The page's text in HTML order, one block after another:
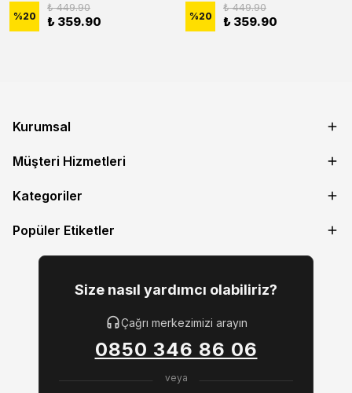
%20
₺ 449.90
₺ 359.90 %20
₺ 449.90
₺ 359.90
Kurumsal
Müşteri Hizmetleri
Kategoriler
Popüler Etiketler
Size nasıl yardımcı olabiliriz?
Çağrı merkezimizi arayın
0850 346 86 06